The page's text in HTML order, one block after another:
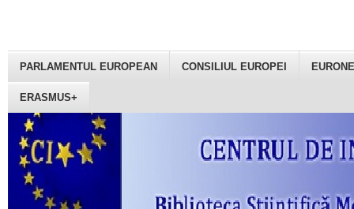
PARLAMENTUL EUROPEAN CONSILIUL EUROPEI
ERASMUS+